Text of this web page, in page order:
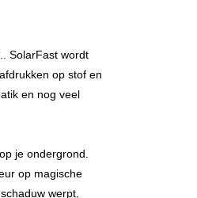
.. SolarFast wordt
op stof en
en nog veel
je ondergrond.
op magische
werpt,